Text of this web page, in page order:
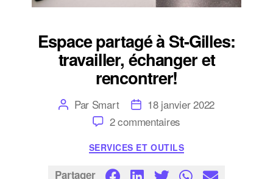
Espace partagé à St-Gilles:
travailler, échanger et
rencontrer!
Auteur
de
l’article
Par Smart Date
de
l’article
18 janvier 2022
2 commentairessur
partagé
à
Gilles:
Catégories
SERVICES ET OUTILS
Partager